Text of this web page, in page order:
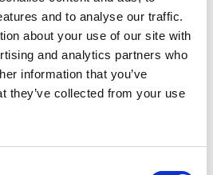
and to analyse our traffic.
about your use of our site with
and analytics partners who
information that you’ve
they’ve collected from your use